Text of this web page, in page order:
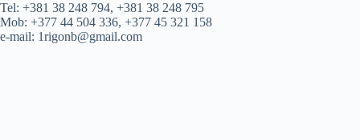
Tel: +381 38 248 794, +381 38 248 795
Mob: +377 44 504 336, +377 45 321 158
e-mail: 1rigonb@gmail.com